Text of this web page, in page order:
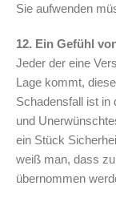
Sie aufwenden
12. Ein Gefühl
Jeder der eine
Lage kommt,
Schadensfall ist in
und
ein Stück
weiß man, dass
übernommen